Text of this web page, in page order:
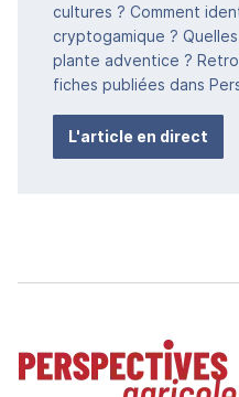
cultures ? Comment
cryptogamique ?
plante adventice ?
fiches publiées dans
L'article en direct